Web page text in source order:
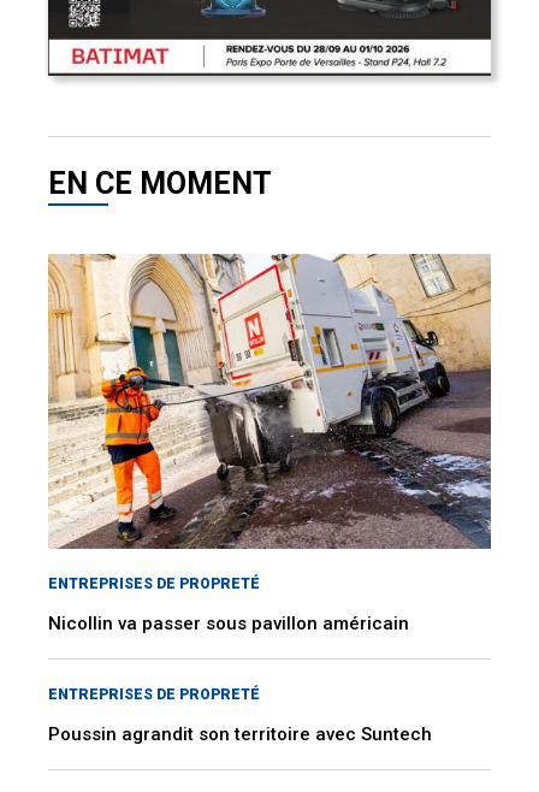
EN CE MOMENT
ENTREPRISES DE PROPRETÉ
Nicollin va passer sous pavillon américain
ENTREPRISES DE PROPRETÉ
Poussin agrandit son territoire avec Suntech